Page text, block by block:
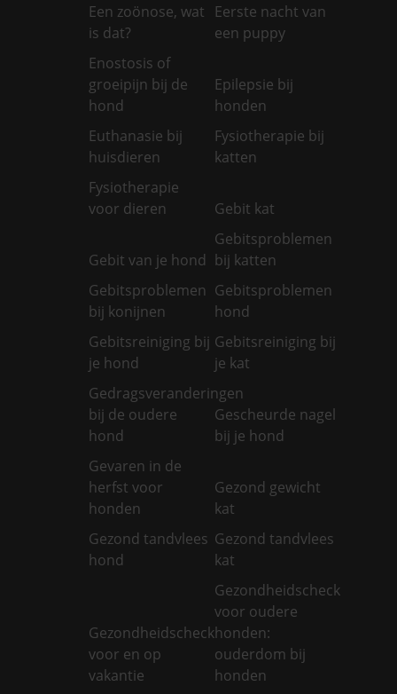
Een zoönose, wat
is dat?
Eerste nacht van
een puppy
Enostosis of
groeipijn bij de
hond
Epilepsie bij
honden
Euthanasie bij
huisdieren
Fysiotherapie bij
katten
Fysiotherapie
voor dieren
Gebit kat
Gebit van je hond
Gebitsproblemen
bij katten
Gebitsproblemen
bij konijnen
Gebitsproblemen
hond
Gebitsreiniging bij
je hond
Gebitsreiniging bij
je kat
Gedragsveranderingen
bij de oudere
hond
Gescheurde nagel
bij je hond
Gevaren in de
herfst voor
honden
Gezond gewicht
kat
Gezond tandvlees
hond
Gezond tandvlees
kat
Gezondheidscheck
voor en op
vakantie
Gezondheidscheck
voor oudere
honden:
ouderdom bij
honden